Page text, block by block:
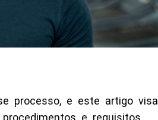
processo, e este artigo visa